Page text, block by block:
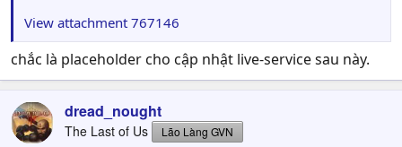
View attachment 767146
chắc là placeholder cho cập nhật live-service sau này.
dread_nought
The Last of Us Lão Làng GVN